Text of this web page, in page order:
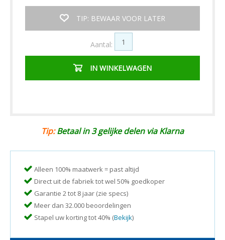
TIP: BEWAAR VOOR LATER
Aantal:
IN WINKELWAGEN
Tip:Betaal in 3 gelijke delen via Klarna
Alleen 100% maatwerk = past altijd
Direct uit de fabriek tot wel 50% goedkoper
Garantie 2 tot 8 jaar (zie specs)
Meer dan 32.000 beoordelingen
Stapel uw korting tot 40% (Bekijk)